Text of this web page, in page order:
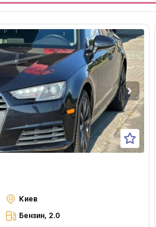
Кривой
Луцк
Львов
Одесса
Полтава
Киев
Бензин, 2.0